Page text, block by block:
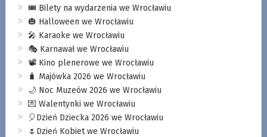
🎟️ Bilety na wydarzenia we Wrocławiu
🎃 Halloween we Wrocławiu
🎤 Karaoke we Wrocławiu
🎭 Karnawał we Wrocławiu
📽️ Kino plenerowe we Wrocławiu
🧳 Majówka 2026 we Wrocławiu
🌙 Noc Muzeów 2026 we Wrocławiu
💌 Walentynki we Wrocławiu
🎈Dzień Dziecka 2026 we Wrocławiu
🌷Dzień Kobiet we Wrocławiu